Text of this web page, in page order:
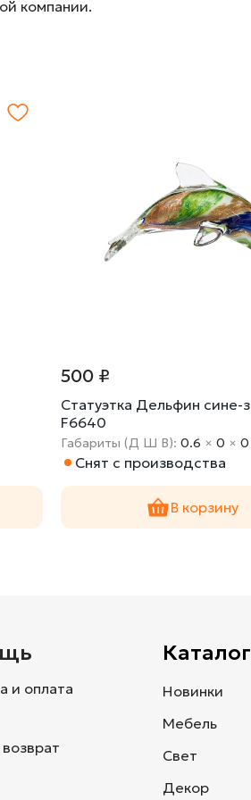
компании.
500 ₽
Статуэтка Дельфин сине-
F6640
Габариты (Д Ш В):0.6 ×0 ×0
Снят с производства
В корзину
и оплата
Каталог
Новинки
Мебель
Свет
Декор